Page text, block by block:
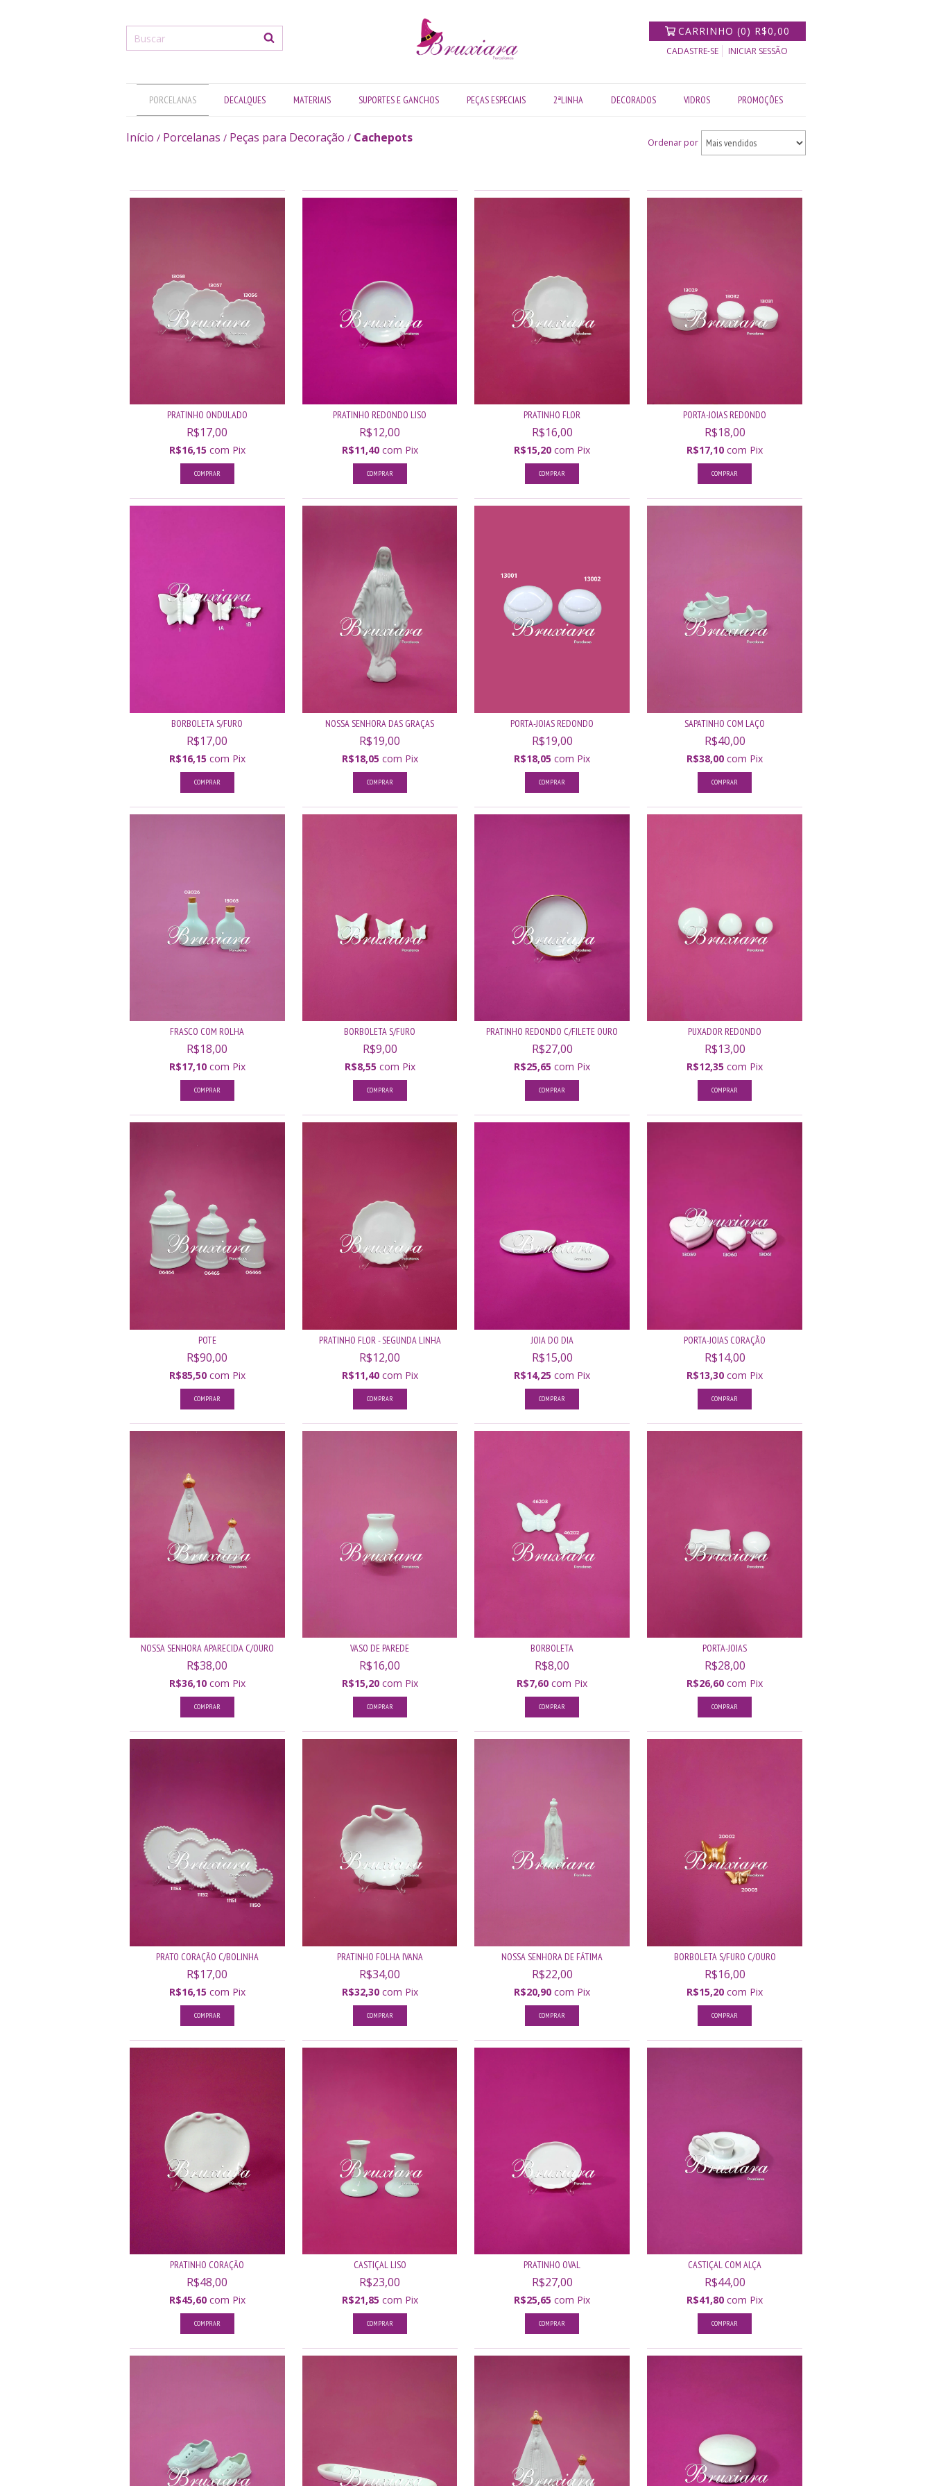
CARRINHO (0) R$0,00
CADASTRE-SE INICIAR SESSÃO
PORCELANAS DECALQUES MATERIAIS SUPORTES E GANCHOS PEÇAS ESPECIAIS 2ªLINHA DECORADOS VIDROS PROMOÇÕES
Início / Porcelanas / Peças para Decoração / Cachepots Ordenar por
PRATINHO ONDULADO
R$17,00
R$16,15 com Pix
COMPRAR
PRATINHO REDONDO LISO
R$12,00
R$11,40 com Pix
PRATINHO FLOR
R$16,00
R$15,20com Pix
PORTA-JOIAS REDONDO
R$18,00
R$17,10com Pix
COMPRAR
BORBOLETA S/FURO
R$17,00
R$16,15 com Pix
COMPRAR
NOSSA SENHORA DAS GRAÇAS
R$19,00
R$18,05 com Pix
COMPRAR
PORTA-JOIAS REDONDO
R$19,00
R$18,05com Pix
COMPRAR
SAPATINHO COM LAÇO
R$40,00
R$38,00com Pix
COMPRAR
FRASCO COM ROLHA
R$18,00
R$17,10 com Pix
COMPRAR
BORBOLETA S/FURO
R$9,00
R$8,55 com Pix
COMPRAR
PRATINHO REDONDO C/FILETE OURO
R$27,00
R$25,65com Pix
PUXADOR REDONDO
R$13,00
R$12,35com Pix
COMPRAR
POTE
R$90,00
R$85,50 com Pix
COMPRAR
PRATINHO FLOR - SEGUNDA LINHA
R$12,00
R$11,40 com Pix
JOIA DO DIA
R$15,00
R$14,25com Pix
COMPRAR
PORTA-JOIAS CORAÇÃO
R$14,00
R$13,30com Pix
COMPRAR
NOSSA SENHORA APARECIDA C/OURO
R$38,00
R$36,10 com Pix
COMPRAR
VASO DE PAREDE
R$16,00
R$15,20 com Pix
BORBOLETA
R$8,00
R$7,60com Pix
COMPRAR
PORTA-JOIAS
R$28,00
R$26,60com Pix
COMPRAR
PRATO CORAÇÃO C/BOLINHA
R$17,00
R$16,15 com Pix
COMPRAR
PRATINHO FOLHA IVANA
R$34,00
R$32,30 com Pix
NOSSA SENHORA DE FÁTIMA
R$22,00
R$20,90com Pix
BORBOLETA S/FURO C/OURO
R$16,00
R$15,20com Pix
COMPRAR
PRATINHO CORAÇÃO
R$48,00
R$45,60 com Pix
CASTIÇAL LISO
R$23,00
R$21,85 com Pix
COMPRAR
PRATINHO OVAL
R$27,00
R$25,65com Pix
CASTIÇAL COM ALÇA
R$44,00
R$41,80com Pix